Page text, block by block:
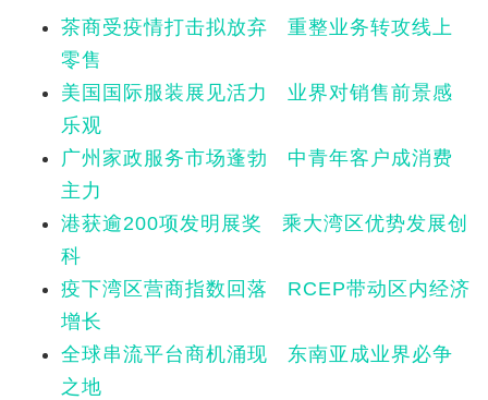
茶商受疫情打击拟放弃 重整业务转攻线上
零售
美国国际服装展见活力 业界对销售前景感
乐观
广州家政服务市场蓬勃 中青年客户成消费
主力
港获逾200项发明展奖 乘大湾区优势发展创
科
疫下湾区营商指数回落 RCEP带动区内经济
增长
全球串流平台商机涌现 东南亚成业界必争
之地